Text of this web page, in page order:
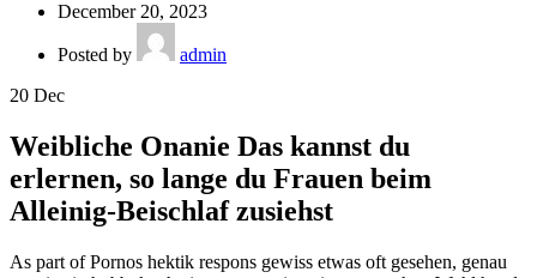
December 20, 2023
Posted by
admin
20 Dec
Weibliche Onanie Das kannst du
erlernen, so lange du Frauen beim
Alleinig-Beischlaf zusiehst
As part of Pornos hektik respons gewiss etwas oft gesehen, genau